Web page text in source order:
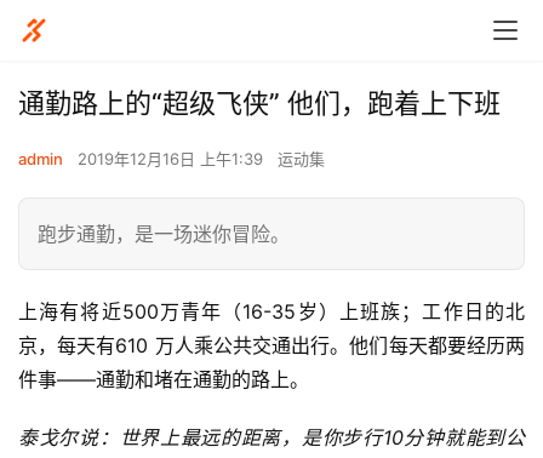
通勤路上的“超级飞侠” 他们，跑着上下班
admin 2019年12月16日 上午1:39 运动集
跑步通勤，是一场迷你冒险。
上海有将近500万青年（16-35岁）上班族；工作日的北
京，每天有610 万人乘公共交通出行。他们每天都要经历两
件事——通勤和堵在通勤的路上。
泰戈尔说：世界上最远的距离，是你步行10分钟就能到公